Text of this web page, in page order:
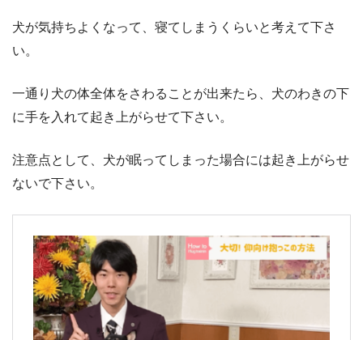
犬が気持ちよくなって、寝てしまうくらいと考えて下さ
い。
一通り犬の体全体をさわることが出来たら、犬のわきの下
に手を入れて起き上がらせて下さい。
注意点として、犬が眠ってしまった場合には起き上がらせ
ないで下さい。